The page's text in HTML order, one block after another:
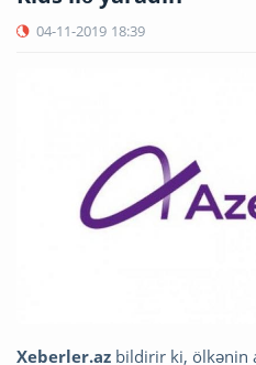
04-11-2019 18:39
Xeberler.az bildirir ki, ölkənin